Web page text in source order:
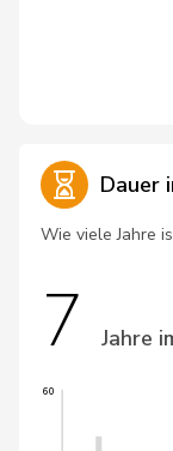
Dauer
Wie viele Jahre
7 Jahre
60